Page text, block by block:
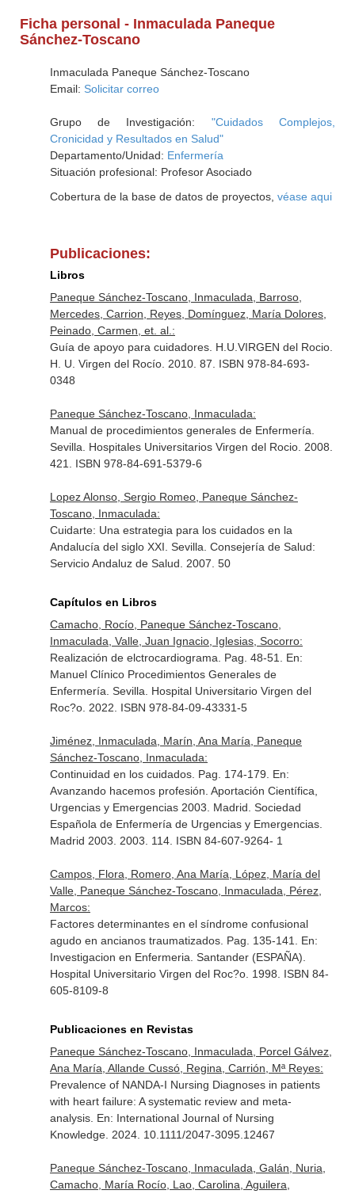
Ficha personal - Inmaculada Paneque
Sánchez-Toscano
Inmaculada Paneque Sánchez-Toscano
Email: Solicitar correo
Grupo de Investigación: "Cuidados Complejos,
Cronicidad y Resultados en Salud"
Departamento/Unidad: Enfermería
Situación profesional: Profesor Asociado
Cobertura de la base de datos de proyectos, véase aqui
Publicaciones:
Libros
Paneque Sánchez-Toscano, Inmaculada, Barroso,
Mercedes, Carrion, Reyes, Domínguez, María Dolores,
Peinado, Carmen, et. al.:
Guía de apoyo para cuidadores. H.U.VIRGEN del Rocio.
H. U. Virgen del Rocío. 2010. 87. ISBN 978-84-693-
0348
Paneque Sánchez-Toscano, Inmaculada:
Manual de procedimientos generales de Enfermería.
Sevilla. Hospitales Universitarios Virgen del Rocio. 2008.
421. ISBN 978-84-691-5379-6
Lopez Alonso, Sergio Romeo, Paneque Sánchez-
Toscano, Inmaculada:
Cuidarte: Una estrategia para los cuidados en la
Andalucía del siglo XXI. Sevilla. Consejería de Salud:
Servicio Andaluz de Salud. 2007. 50
Capítulos en Libros
Camacho, Rocío, Paneque Sánchez-Toscano,
Inmaculada, Valle, Juan Ignacio, Iglesias, Socorro:
Realización de elctrocardiograma. Pag. 48-51. En:
Manuel Clínico Procedimientos Generales de
Enfermería . Sevilla. Hospital Universitario Virgen del
Roc?o. 2022. ISBN 978-84-09-43331-5
Jiménez, Inmaculada, Marín, Ana María, Paneque
Sánchez-Toscano, Inmaculada:
Continuidad en los cuidados. Pag. 174-179. En:
Avanzando hacemos profesión. Aportación Científica,
Urgencias y Emergencias 2003 . Madrid. Sociedad
Española de Enfermería de Urgencias y Emergencias.
Madrid 2003. 2003. 114. ISBN 84-607-9264- 1
Campos, Flora, Romero, Ana María, López, María del
Valle, Paneque Sánchez-Toscano, Inmaculada, Pérez,
Marcos:
Factores determinantes en el síndrome confusional
agudo en ancianos traumatizados. Pag. 135-141. En:
Investigacion en Enfermeria . Santander (ESPAÑA).
Hospital Universitario Virgen del Roc?o. 1998. ISBN 84-
605-8109-8
Publicaciones en Revistas
Paneque Sánchez-Toscano, Inmaculada, Porcel Gálvez,
Ana María, Allande Cussó, Regina, Carrión, Mª Reyes:
Prevalence of NANDA-I Nursing Diagnoses in patients
with heart failure: A systematic review and meta-
analysis. En: International Journal of Nursing
Knowledge. 2024. 10.1111/2047-3095.12467
Paneque Sánchez-Toscano, Inmaculada, Galán, Nuria,
Camacho, María Rocío, Lao, Carolina, Aguilera,